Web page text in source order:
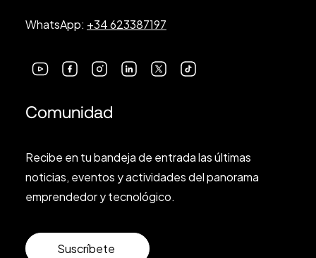
WhatsApp: +34 623387197
Comunidad
Recibe en tu bandeja de entrada las últimas
noticias, eventos y actividades del panorama
emprendedor y tecnológico.
Suscríbete